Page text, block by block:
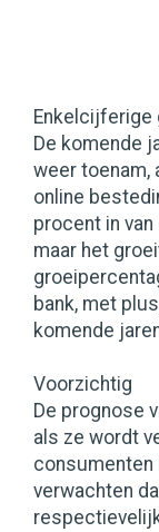
De komende
weer toenam,
online
procent in
maar het
bank, met
komende
Voorzichtig
De prognose
als ze wordt
consumenten
verwachten